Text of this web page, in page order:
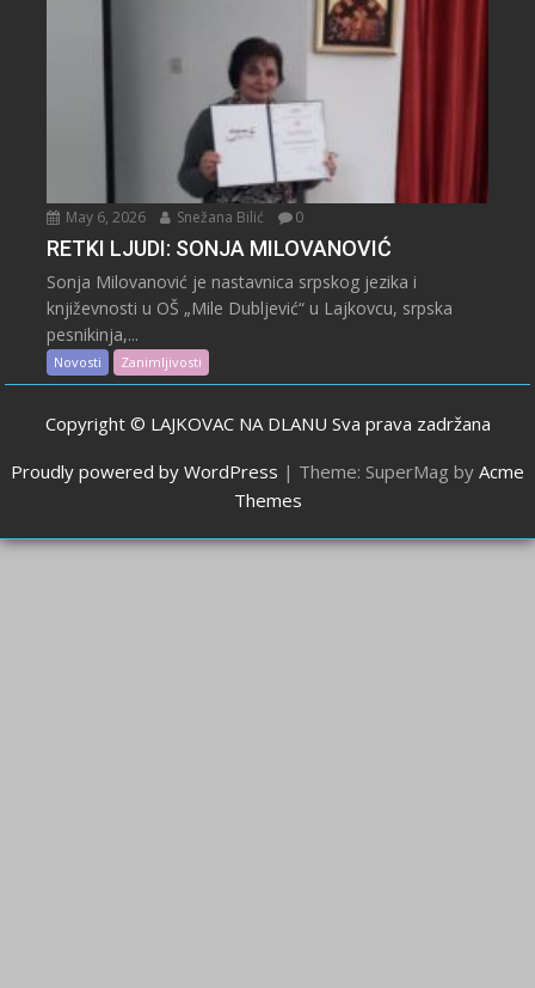
May 6, 2026 Snežana Bilić 0
RETKI LJUDI: SONJA MILOVANOVIĆ
Sonja Milovanović je nastavnica srpskog jezika i
književnosti u OŠ „Mile Dubljević“ u Lajkovcu, srpska
pesnikinja,...
Novosti Zanimljivosti
Copyright © LAJKOVAC NA DLANU Sva prava zadržana
Proudly powered by WordPress | Theme: SuperMag by Acme
Themes